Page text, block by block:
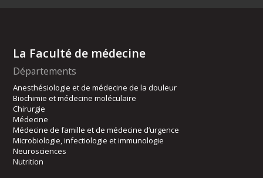
La Faculté de médecine
Départements
Anesthésiologie et de médecine de la douleur
Biochimie et médecine moléculaire
Chirurgie
Médecine
Médecine de famille et de médecine d’urgence
Microbiologie, infectiologie et immunologie
Neurosciences
Nutrition